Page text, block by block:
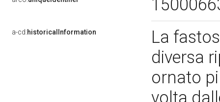
a-cd:historicalInformation
La
diversa
ornato
volta